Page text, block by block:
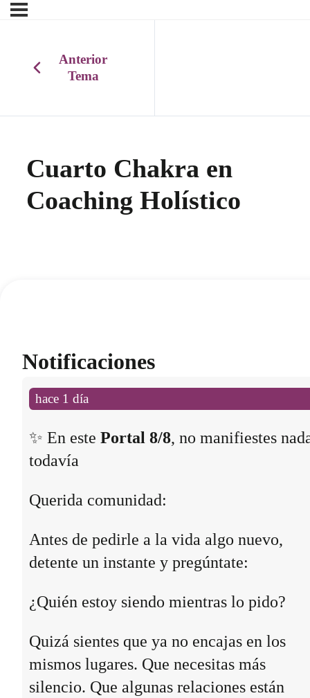
Anterior
Tema
Cuarto Chakra en
Coaching Holístico
Notificaciones
hace 1 día
✨ En este Portal 8/8, no manifiestes
todavía
Querida comunidad:
Antes de pedirle a la vida algo nuevo,
detente un instante y pregúntate:
¿Quién estoy siendo mientras lo pido?
Quizá sientes que ya no encajas en los
mismos lugares. Que necesitas más
silencio. Que algunas relaciones están